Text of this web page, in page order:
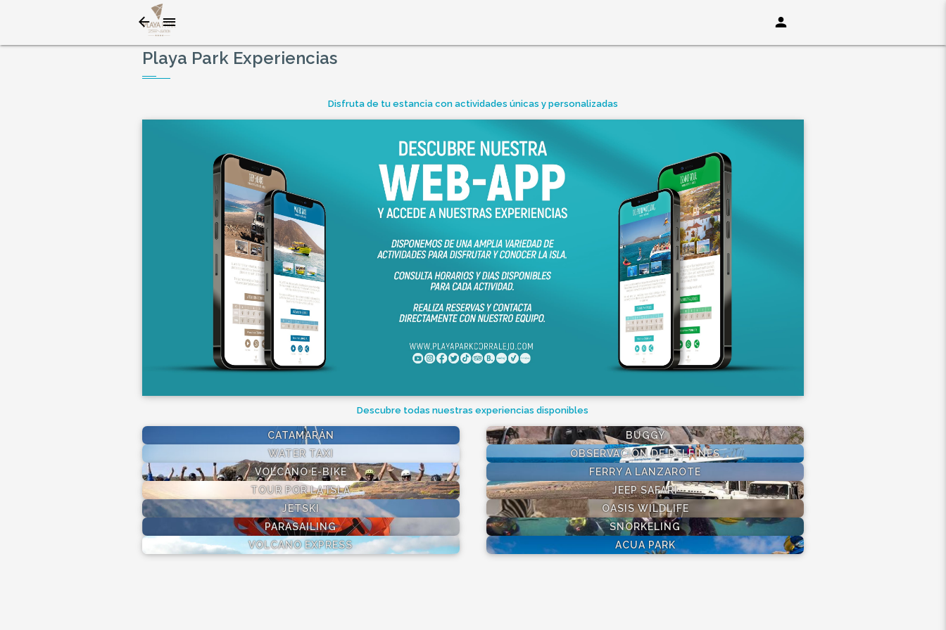
Playa Park Experiencias
Disfruta de tu estancia con actividades únicas y personalizadas
Descubre todas nuestras experiencias disponibles
CATAMARÁN
BUGGY
WATER TAXI
OBSERVACIÓN DE DELFINES
VOLCANO E-BIKE
FERRY A LANZAROTE
TOUR POR LA ISLA
JEEP SAFARI
JETSKI
OASIS WILDLIFE
PARASAILING
SNORKELING
VOLCANO EXPRESS
ACUA PARK